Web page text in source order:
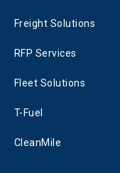
Freight Solutions
RFP Services
Fleet Solutions
T-Fuel
CleanMile